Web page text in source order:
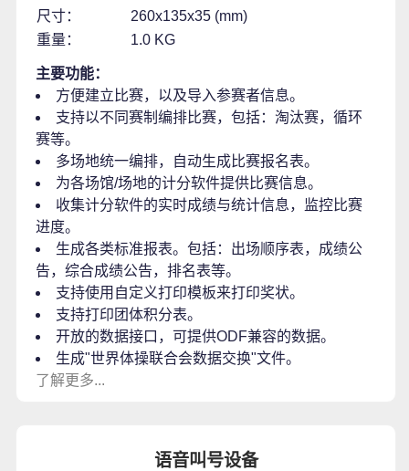
尺寸：
260x135x35 (mm)
重量：
1.0 KG
主要功能：
方便建立比赛，以及导入参赛者信息。
支持以不同赛制编排比赛，包括：淘汰赛，循环
赛等。
多场地统一编排，自动生成比赛报名表。
为各场馆/场地的计分软件提供比赛信息。
收集计分软件的实时成绩与统计信息，监控比赛
进度。
生成各类标准报表。包括：出场顺序表，成绩公
告，综合成绩公告，排名表等。
支持使用自定义打印模板来打印奖状。
支持打印团体积分表。
开放的数据接口，可提供ODF兼容的数据。
生成"世界体操联合会数据交换"文件。
了解更多...
语音叫号设备